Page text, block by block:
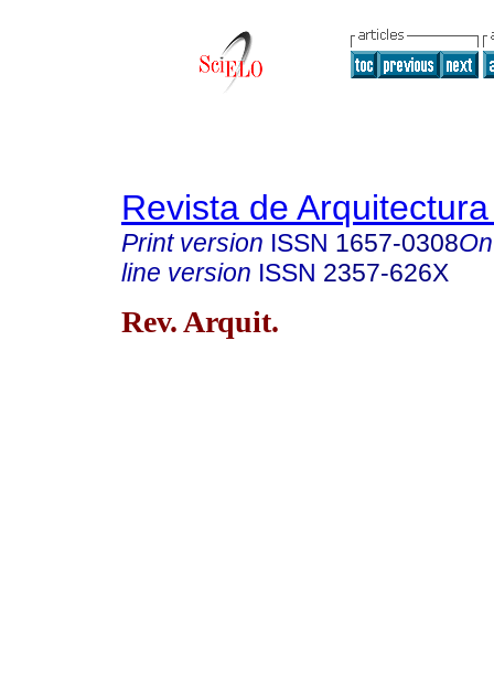
Revista de
Print version ISSN 1657-0308
line version ISSN 2357-626X
Rev. Arquit.